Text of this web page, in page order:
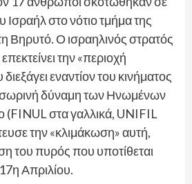
στο νότιο τμήμα της
Βηρυτό. Ο ισραηλινός στρατός
την «περιοχή
εναντίον του κινήματος
δύναμη των Ηνωμένων
(FINUL στα γαλλικά, UNIFIL
την «κλιμάκωση» αυτή,
του πυρός που υποτίθεται
Απριλίου.